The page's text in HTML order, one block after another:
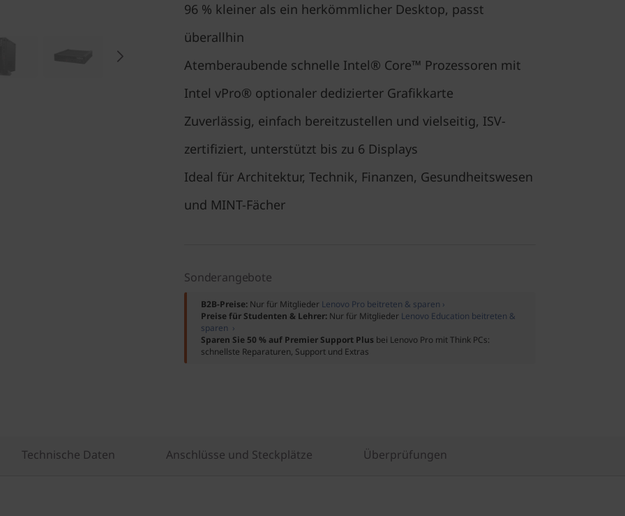
96 % kleiner als ein herkömmlicher Desktop, passt
überallhin
Atemberaubende schnelle Intel® Core™ Prozessoren mit
Intel vPro® optionaler dedizierter Grafikkarte
Zuverlässig, einfach bereitzustellen und vielseitig, ISV-
zertifiziert, unterstützt bis zu 6 Displays
Ideal für Architektur, Technik, Finanzen, Gesundheitswesen
und MINT-Fächer
Sonderangebote
B2B-Preise: Nur für Mitglieder Lenovo Pro beitreten & sparen ›
Preise für Studenten & Lehrer: Nur für Mitglieder Lenovo Education beitreten &
sparen ›
Sparen Sie 50 % auf Premier Support Plus bei Lenovo Pro mit Think PCs:
schnellste Reparaturen, Support und Extras
Technische Daten Anschlüsse und Steckplätze Überprüfungen